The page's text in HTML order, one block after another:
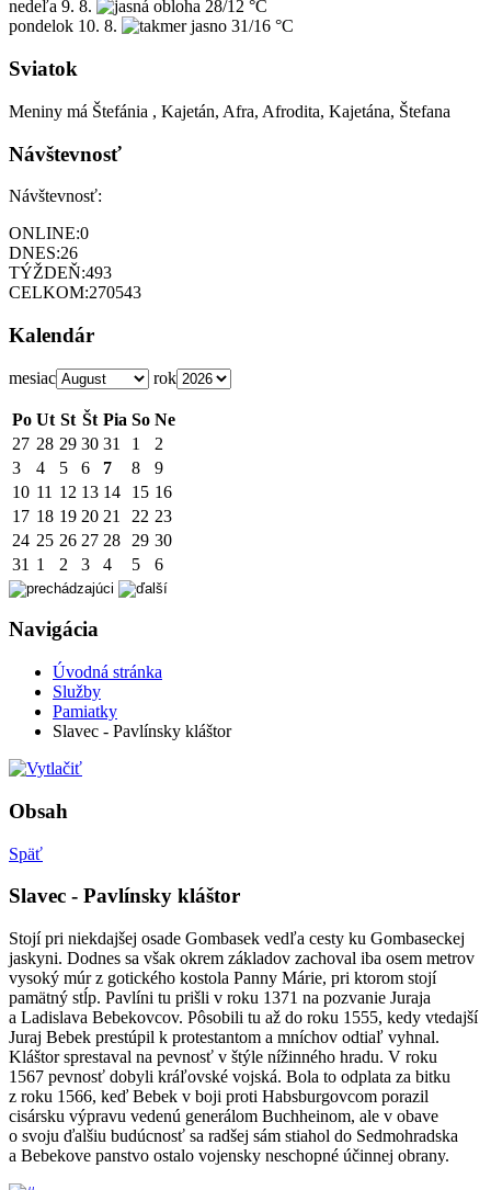
nedeľa 9. 8.
28/12 °C
pondelok 10. 8. 31/16 °C
Sviatok
Meniny má Štefánia , Kajetán, Afra, Afrodita, Kajetána, Štefana
Návštevnosť
Návštevnosť:
ONLINE:0
DNES:26
TÝŽDEŇ:493
CELKOM:270543
Kalendár
mesiac rok
Po Ut St Št Pia So Ne
27 28 29 30 31 1
2
3
4 5 6 7 8
9
10 11 12 13 14 15 16
17 18 19 20 21 22 23
24 25 26 27 28 29 30
31 1 2 3 4 5 6
Navigácia
Úvodná stránka
Služby
Pamiatky
Slavec - Pavlínsky kláštor
Obsah
Späť
Slavec - Pavlínsky kláštor
Stojí pri niekdajšej osade Gombasek vedľa cesty ku Gombaseckej
jaskyni. Dodnes sa však okrem základov zachoval iba osem metrov
vysoký múr z gotického kostola Panny Márie, pri ktorom stojí
pamätný stĺp. Pavlíni tu prišli v roku 1371 na pozvanie Juraja
a Ladislava Bebekovcov. Pôsobili tu až do roku 1555, kedy vtedajší
Juraj Bebek prestúpil k protestantom a mníchov odtiaľ vyhnal.
Kláštor sprestaval na pevnosť v štýle nížinného hradu. V roku
1567 pevnosť dobyli kráľovské vojská. Bola to odplata za bitku
z roku 1566, keď Bebek v boji proti Habsburgovcom porazil
cisársku výpravu vedenú generálom Buchheinom, ale v obave
o svoju ďalšiu budúcnosť sa radšej sám stiahol do Sedmohradska
a Bebekove panstvo ostalo vojensky neschopné účinnej obrany.